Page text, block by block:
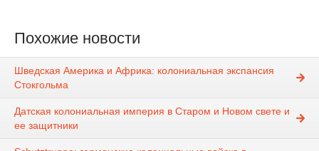
Похожие новости
Шведская Америка и Африка: колониальная экспансия
Стокгольма
Датская колониальная империя в Старом и Новом свете и
ее защитники